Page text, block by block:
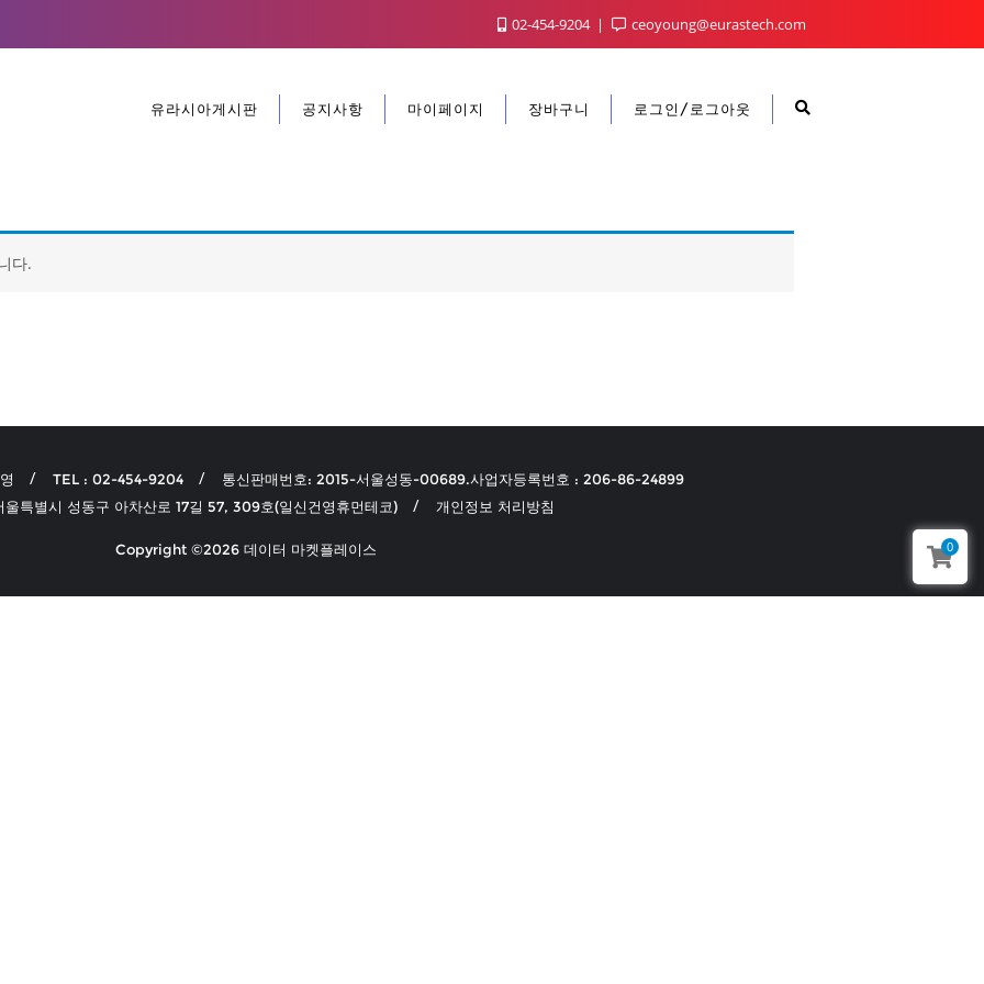
02-454-9204 ceoyoung@eurastech.com
유라시아게시판 공지사항 마이페이지 장바구니 로그인/로그아웃
다.
TEL : 02-454-9204
통신판매번호: 2015-서울성동-00689.사업자등록번호 : 206-86-24899
울특별시 성동구 아차산로 17길 57, 309호(일신건영휴먼테코)
개인정보 처리방침
Copyright ©2026 데이터 마켓플레이스 0